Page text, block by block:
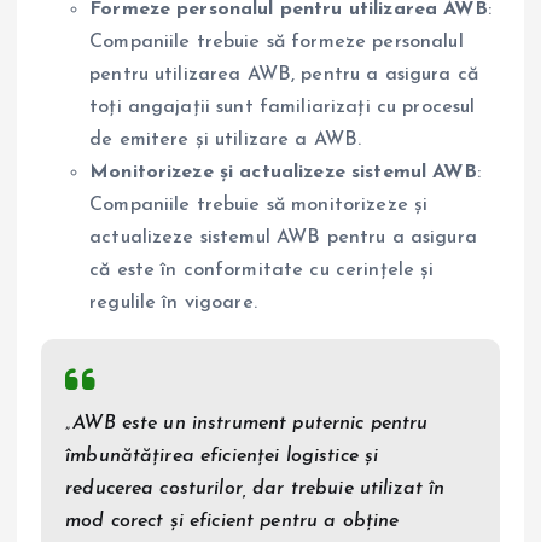
Formeze personalul pentru utilizarea AWB:
Companiile trebuie să formeze personalul
pentru utilizarea AWB, pentru a asigura că
toți angajații sunt familiarizați cu procesul
de emitere și utilizare a AWB.
Monitorizeze și actualizeze sistemul AWB:
Companiile trebuie să monitorizeze și
actualizeze sistemul AWB pentru a asigura
că este în conformitate cu cerințele și
regulile în vigoare.
„AWB este un instrument puternic pentru
îmbunătățirea eficienței logistice și
reducerea costurilor, dar trebuie utilizat în
mod corect și eficient pentru a obține